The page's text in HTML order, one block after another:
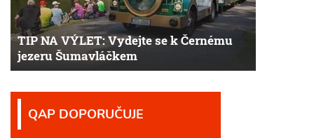
TIP NA VÝLET: Vydejte se k Černému
jezeru Šumavláčkem
QAP DOPORUČUJE